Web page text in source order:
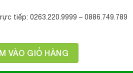
tiếp: 0263.220.9999 – 0886.749.789
VÀO GIỎ HÀNG